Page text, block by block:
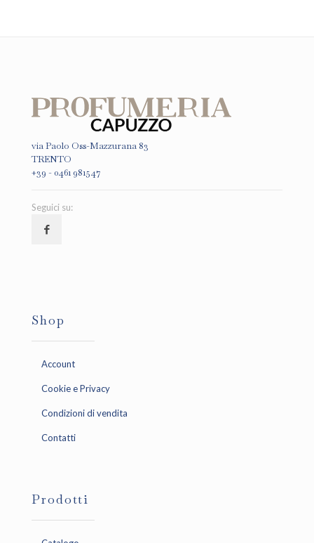
via Paolo Oss-Mazzurana 83
TRENTO
+39 - 0461 981547
Seguici su:
Shop
Account
Cookie e Privacy
Condizioni di vendita
Contatti
Prodotti